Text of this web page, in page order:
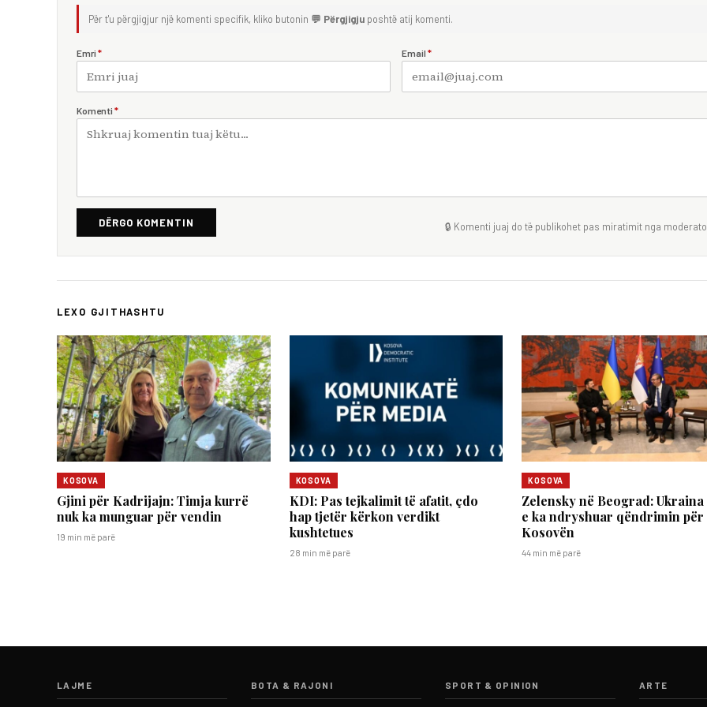
Për t'u përgjigjur një komenti specifik, kliko butonin 💬 Përgjigju poshtë atij komenti.
Emri * Email *
Komenti *
DËRGO KOMENTIN 🔒 Komenti juaj do të publikohet pas miratimit nga
LEXO GJITHASHTU
KOSOVA
​Gjini për Kadrijajn: Timja kurrë
nuk ka munguar për vendin
19 min më parë
KOSOVA
KDI: Pas tejkalimit të afatit, çdo
hap tjetër kërkon verdikt
kushtetues
28 min më parë
KOSOVA
Zelensky në Beograd:
e ka ndryshuar qëndrimin për
Kosovën
44 min më parë
LAJME BOTA & RAJONI SPORT & OPINION ARTE